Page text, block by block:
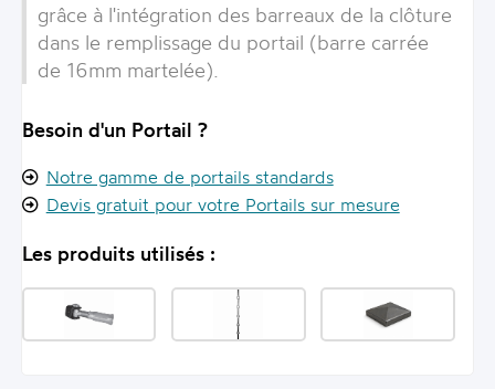
grâce à l'intégration des barreaux de la clôture
dans le remplissage du portail (barre carrée
de 16mm martelée).
Besoin d'un Portail ?
Notre gamme de portails standards
Devis gratuit pour votre Portails sur mesure
Les produits utilisés :